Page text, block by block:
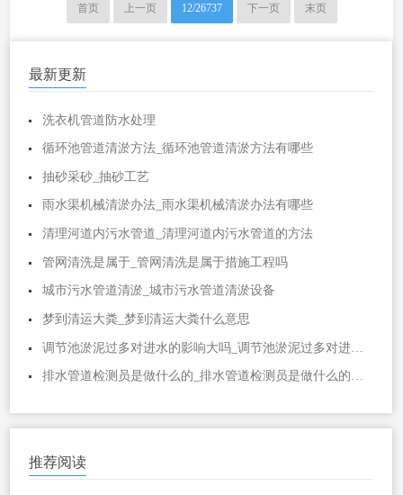
首页 上一页 12/26737 下一页 末页
最新更新
洗衣机管道防水处理
循环池管道清淤方法_循环池管道清淤方法有哪些
抽砂采砂_抽砂工艺
雨水渠机械清淤办法_雨水渠机械清淤办法有哪些
清理河道内污水管道_清理河道内污水管道的方法
管网清洗是属于_管网清洗是属于措施工程吗
城市污水管道清淤_城市污水管道清淤设备
梦到清运大粪_梦到清运大粪什么意思
排水管道检测员是做什么的_排水管道检测员是做什么的工作
推荐阅读